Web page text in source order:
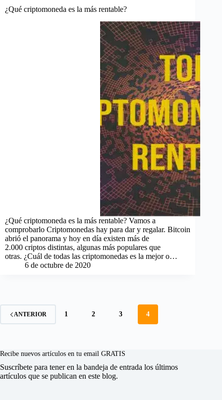
¿Qué criptomoneda es la más rentable?
¿Qué criptomoneda es la más rentable? Vamos a
comprobarlo Criptomonedas hay para dar y regalar. Bitcoin
abrió el panorama y hoy en día existen más de
2.000 criptos distintas, algunas más populares que
otras. ¿Cuál de todas las criptomonedas es la mejor o…
6 de octubre de 2020
ANTERIOR 1 2 3 4
Recibe nuevos artículos en tu email GRATIS
Suscríbete para tener en la bandeja de entrada los últimos
artículos que se publican en este blog.